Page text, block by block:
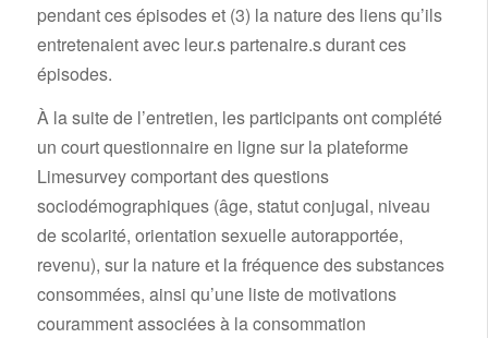
pendant ces épisodes et (3) la nature des liens qu’ils
entretenaient avec leur.s partenaire.s durant ces
épisodes.
À la suite de l’entretien, les participants ont complété
un court questionnaire en ligne sur la plateforme
Limesurvey comportant des questions
sociodémographiques (âge, statut conjugal, niveau
de scolarité, orientation sexuelle autorapportée,
revenu), sur la nature et la fréquence des substances
consommées, ainsi qu’une liste de motivations
couramment associées à la consommation